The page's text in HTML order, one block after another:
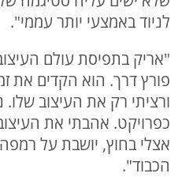
לניוד באמצעי יותר עממי".
"אריק בתפיסת עולם
פורץ דרך. הוא הקדים את
ורציתי רק את העיצוב
כפרויקט. אהבתי את
אצלי בחוץ, יושבת על
הכבוד".